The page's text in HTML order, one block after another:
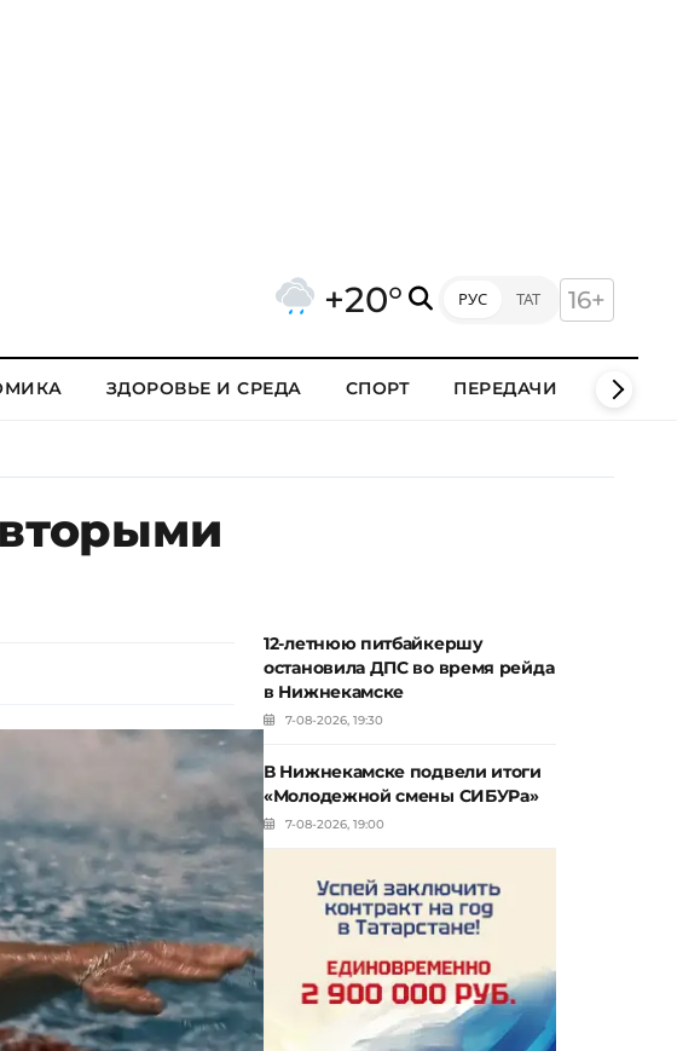
+20° РУС ТАТ 16+
ЗДОРОВЬЕ И СРЕДА СПОРТ ПЕРЕДАЧИ КЛИПЫ
12-летнюю питбайкершу
остановила ДПС во время рейда
в Нижнекамске
7-08-2026, 19:30
В Нижнекамске подвели итоги
«Молодежной смены СИБУРа»
7-08-2026, 19:00